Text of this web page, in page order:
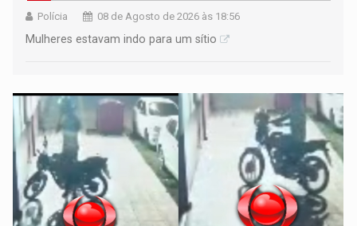
Polícia 08 de Agosto de 2026 às 18:56
Mulheres estavam indo para um sítio